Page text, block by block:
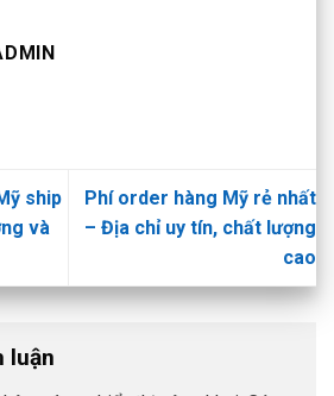
ship
và
Phí order hàng Mỹ rẻ nhất
– Địa chỉ uy tín, chất lượng
cao
luận